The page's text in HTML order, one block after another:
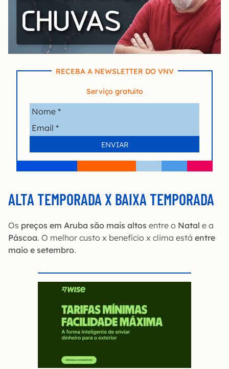
RECEBA A NEWSLETTER DO VNV
Serviço gratuito
ALTA TEMPORADA X BAIXA TEMPORADA
Os preços em Aruba são mais altos entre o Natal e a
Páscoa. O melhor custo x benefício x clima está entre
maio e setembro.